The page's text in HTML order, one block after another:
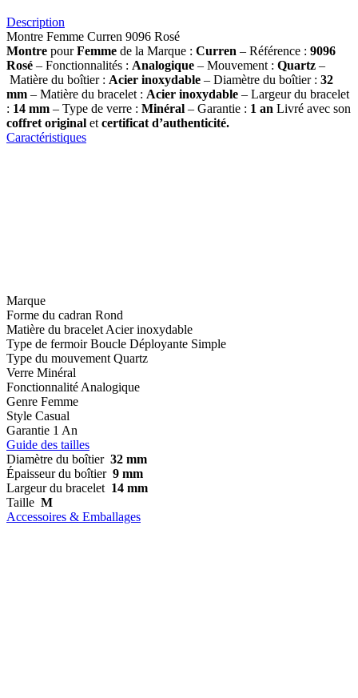
Description
Montre Femme Curren 9096 Rosé
Montre pourFemme de la Marque : Curren – Référence : 9096
Rosé – Fonctionnalités : Analogique – Mouvement : Quartz –
Matière du boîtier : Acier inoxydable – Diamètre du boîtier : 32
mm – Matière du bracelet : Acier inoxydable – Largeur du bracelet
: 14 mm – Type de verre : Minéral – Garantie : 1 an Livré avec son
coffret original et certificat d’authenticité.
Caractéristiques
Marque
Forme du cadran Rond
Matière du bracelet Acier inoxydable
Type de fermoir Boucle Déployante Simple
Type du mouvement Quartz
Verre Minéral
Fonctionnalité Analogique
Genre Femme
Style Casual
Garantie 1 An
Guide des tailles
Diamètre du boîtier 32 mm
Épaisseur du boîtier 9 mm
Largeur du bracelet 14 mm
Taille M
Accessoires & Emballages